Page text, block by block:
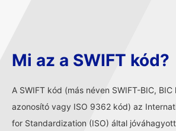
Mi az a SWIFT kód?
A SWIFT kód (más néven SWIFT-BIC, BIC
azonosító vagy ISO 9362 kód) az
for Standardization (ISO) által